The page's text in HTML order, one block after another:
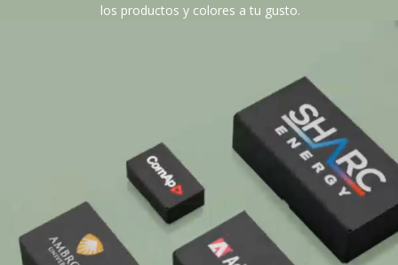
los productos y colores a tu gusto.